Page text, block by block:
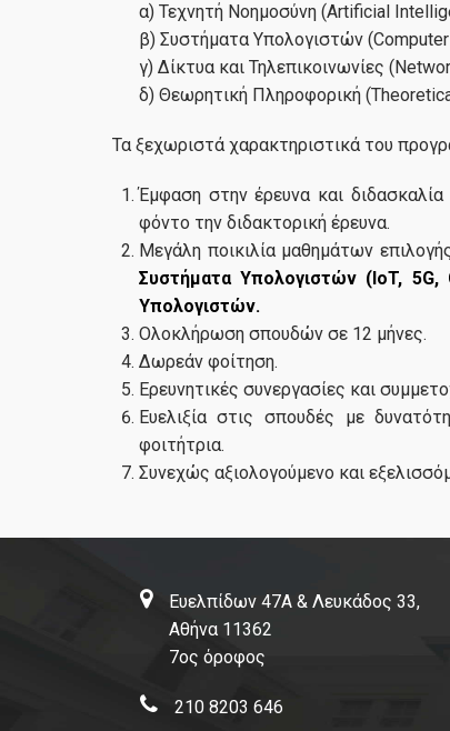
α) Τεχνητή Νοημοσύνη (Artificial
β) Συστήματα Υπολογιστών
γ) Δίκτυα και Τηλεπικοινωνίες
δ) Θεωρητική Πληροφορική
Τα ξεχωριστά χαρακτηριστικά του
Έμφαση στην έρευνα και
φόντο την διδακτορική έρευνα.
Mεγάλη ποικιλία μαθημάτων
Συστήματα Υπολογιστών (IoT, 5G,
Υπολογιστών.
Ολοκλήρωση σπουδών σε 12 μήνες.
Δωρεάν φοίτηση.
Ερευνητικές συνεργασίες και
Ευελιξία στις σπουδές με
φοιτήτρια.
Συνεχώς αξιολογούμενο και
Ευελπίδων 47Α & Λευκάδος 33,
Αθήνα 11362
7ος όροφος
210 8203 646